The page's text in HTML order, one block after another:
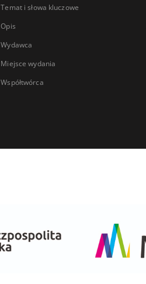
Temat i słowa kluczowe
Opis
Wydawca
Miejsce wydania
Współtwórca